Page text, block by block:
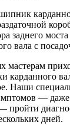
заднего моста
вала с
мастерам
карданного
Наши
— даже
пройти
дней.